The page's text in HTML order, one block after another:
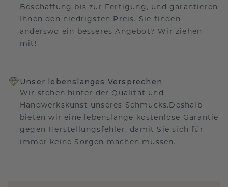
Beschaffung bis zur Fertigung, und garantieren
Ihnen den niedrigsten Preis. Sie finden
anderswo ein besseres Angebot? Wir ziehen
mit!
Unser lebenslanges Versprechen
Wir stehen hinter der Qualität und
Handwerkskunst unseres Schmucks.Deshalb
bieten wir eine lebenslange kostenlose Garantie
gegen Herstellungsfehler, damit Sie sich für
immer keine Sorgen machen müssen.